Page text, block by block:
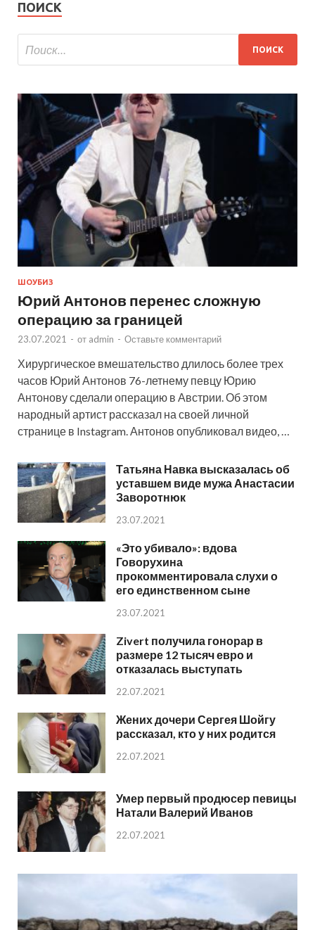
ПОИСК
ШОУБИЗ
Юрий Антонов перенес сложную
операцию за границей
23.07.2021 - от admin - Оставьте комментарий
Хирургическое вмешательство длилось более трех
часов Юрий Антонов 76-летнему певцу Юрию
Антонову сделали операцию в Австрии. Об этом
народный артист рассказал на своей личной
странице в Instagram. Антонов опубликовал видео, …
Татьяна Навка высказалась об
уставшем виде мужа Анастасии
Заворотнюк
23.07.2021
«Это убивало»: вдова
Говорухина
прокомментировала слухи о
его единственном сыне
23.07.2021
Zivert получила гонорар в
размере 12 тысяч евро и
отказалась выступать
22.07.2021
Жених дочери Сергея Шойгу
рассказал, кто у них родится
22.07.2021
Умер первый продюсер певицы
Натали Валерий Иванов
22.07.2021